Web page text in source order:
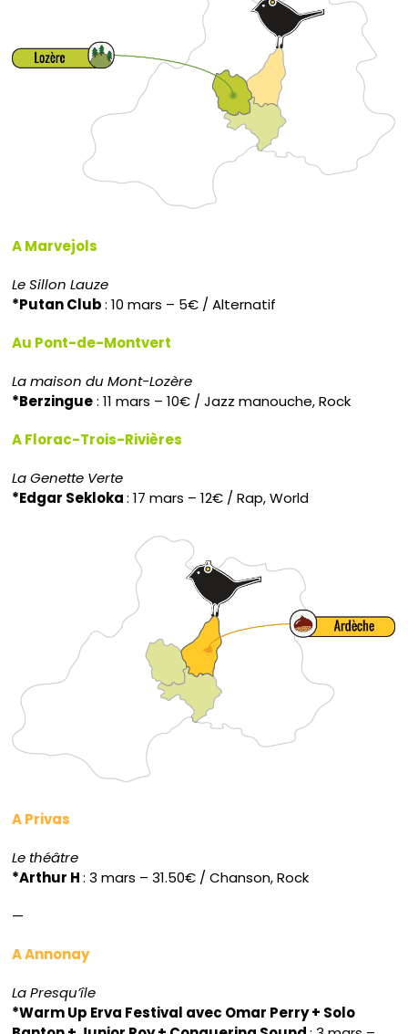
A Marvejols
Le Sillon Lauze
*Putan Club: 10 mars – 5€ / Alternatif
Au Pont-de-Montvert
La maison du Mont-Lozère
*Berzingue: 11 mars – 10€ / Jazz manouche, Rock
A Florac-Trois-Rivières
La Genette Verte
*Edgar Sekloka: 17 mars – 12€ / Rap, World
A Privas
Le théâtre
*Arthur H: 3 mars – 31.50€ / Chanson, Rock
—
A Annonay
La Presqu’île
*Warm Up Erva Festival avec Omar Perry + Solo